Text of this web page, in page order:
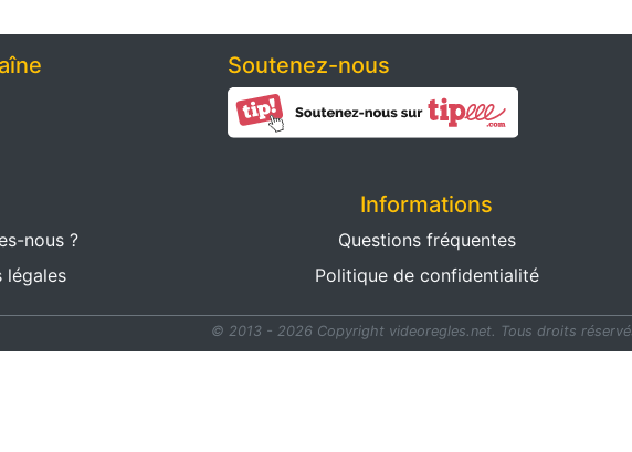
Soutenez-nous
Informations
nous ? Questions fréquentes
légales
Politique de confidentialité
© 2013 - 2026 Copyright videoregles.net. Tous droits